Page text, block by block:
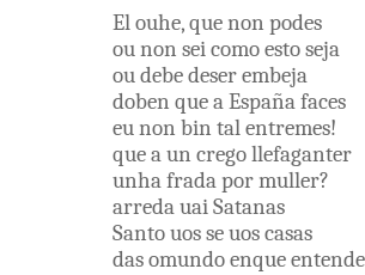
Elouhe,quenon podes
ounon seicomoestoseja
oudebedeserembeja
doben queaEspañafaces
eunon bin talentremes!
queaun cregollefaganter
unhafradapormuller?
arredauaiSatanas
Santouosseuoscasas
dasomundoenque